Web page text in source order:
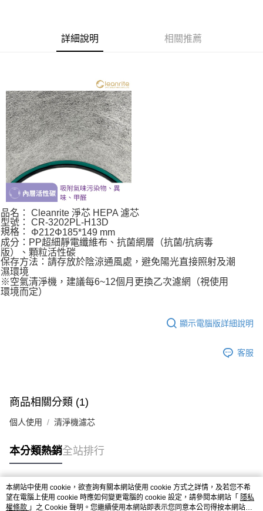
詳細說明 相關推薦
品名： Cleanrite 淨芯 HEPA 濾芯
型號： CR-3202PL-H13D
規格： Φ212Φ185*149 mm
成分：PP超細靜電纖維布、抗菌網層（抗菌/抗病毒
版）、顆粒活性碳
保存方法：請存放於陰涼通風處，避免陽光直接照射及潮
濕環境
※空氣清淨機，建議每6~12個月更換乙次濾網（視使用
環境而定）
顯示電腦版詳細說明
客服
商品相關分類 (1)
個人使用 清淨機濾芯
本分類熱銷全站排行
熱門標籤
本網站中使用 cookie，欲查詢有關本網站使用 cookie 方式之詳情，及若您不希
望在電腦上使用 cookie 時應如何變更電腦的 cookie 設定，請參閱本網站「 隱私
權條款 」之 Cookie 聲明。您繼續使用本網站即表示您同意本公司得按本網站使